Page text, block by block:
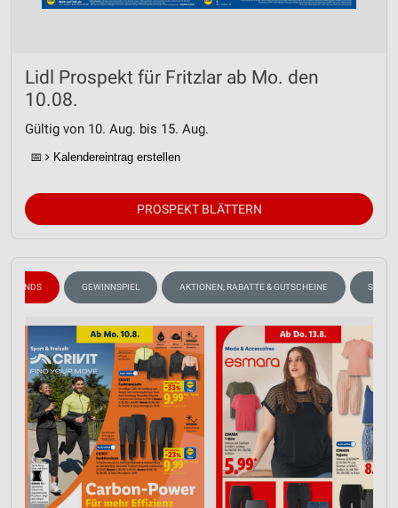
Lidl Prospekt für Fritzlar ab Mo. den
10.08.
Gültig von 10. Aug. bis 15. Aug.
📅 Kalendereintrag erstellen
PROSPEKT BLÄTTERN
GEWINNSPIEL AKTIONEN, RABATTE & GUTSCHEINE